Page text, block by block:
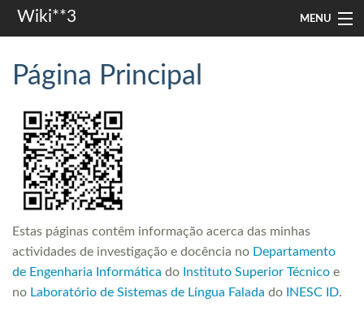
Wiki**3 MENU
investigação
misc
In other languages
Search
Página Principal
Estas páginas contêm informação acerca das minhas
actividades de investigação e docência no Departamento
de Engenharia Informática do Instituto Superior Técnico e
no Laboratório de Sistemas de Língua Falada do INESC ID.